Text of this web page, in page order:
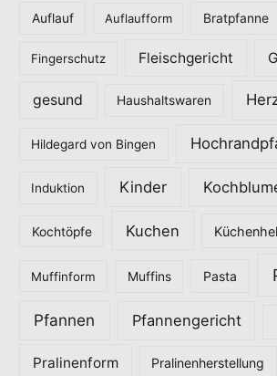
Auflauf Auflaufform Bratpfanne
Fingerschutz Fleischgericht
gesund Haushaltswaren
Hildegard von Bingen
Induktion Kinder
Kochtöpfe Kuchen
Muffinform Muffins Pasta
Pfannen Pfannengericht
Pralinenform Pralinenherstellung